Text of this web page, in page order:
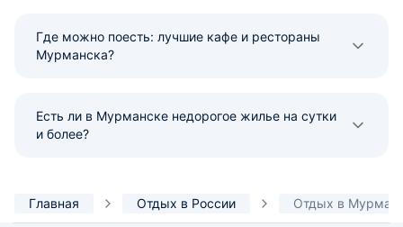
Где можно поесть: лучшие кафе и рестораны
Мурманска?
Есть ли в Мурманске недорогое жилье на сутки
и более?
Главная Отдых в России Отдых в